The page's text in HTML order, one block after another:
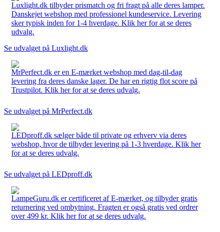
Luxlight.dk tilbyder prismatch og fri fragt på alle deres lamper.
Danskejet webshop med professionel kundeservice. Levering
sker typisk inden for 1-4 hverdage. Klik her for at se deres
udvalg.
Se udvalget på Luxlight.dk
MrPerfect.dk er en E-mærket webshop med dag-til-dag
levering fra deres danske lager. De har en rigtig flot score på
Trustpilot. Klik her for at se deres udvalg.
Se udvalget på MrPerfect.dk
LEDproff.dk sælger både til private og erhverv via deres
webshop, hvor de tilbyder levering på 1-3 hverdage. Klik her
for at se deres udvalg.
Se udvalget på LEDproff.dk
LampeGuru.dk er certificeret af E-mærket, og tilbyder gratis
returnering ved ombytning. Fragten er også gratis ved ordrer
over 499 kr. Klik her for at se deres udvalg.